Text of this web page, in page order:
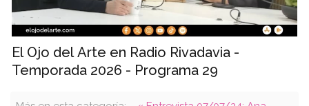
El Ojo del Arte en Radio Rivadavia -
Temporada 2026 - Programa 29